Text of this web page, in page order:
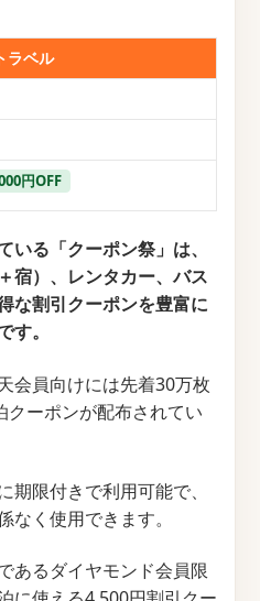
ラベル
円OFF
る「クーポン祭」は、
宿）、レンタカー、バス
な割引クーポンを豊富に
す。
会員向けには先着30万枚
クーポンが配布されてい
期限付きで利用可能で、
なく使用できます。
あるダイヤモンド会員限